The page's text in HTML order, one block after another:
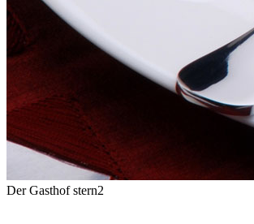
Der Gasthof stern2